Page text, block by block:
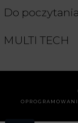
Do poczytania
MULTI TECH